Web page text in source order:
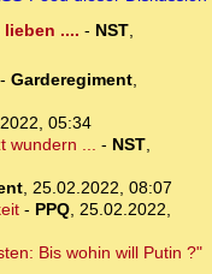
lieben .... - NST,
Garderegiment,
05:34
wundern ... - NST,
, 25.02.2022, 08:07
- PPQ, 25.02.2022,
Bis wohin will Putin ?"